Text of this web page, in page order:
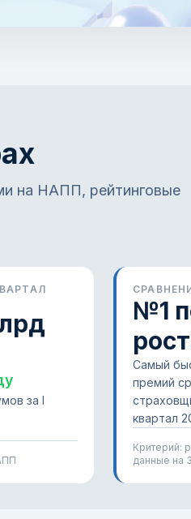
на НАПП, рейтинговые
за I
№1
Самый
премий
квартал
Критерий:
данные на